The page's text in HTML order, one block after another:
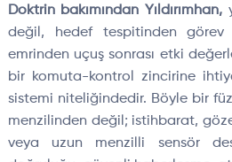
Doktrin bakımından Yıldırımhan,
değil, hedef tespitinden görev
emrinden uçuş sonrası etki
bir komuta-kontrol zincirine
sistemi niteliğindedir. Böyle bir
menzilinden değil; istihbarat,
veya uzun menzilli sensör